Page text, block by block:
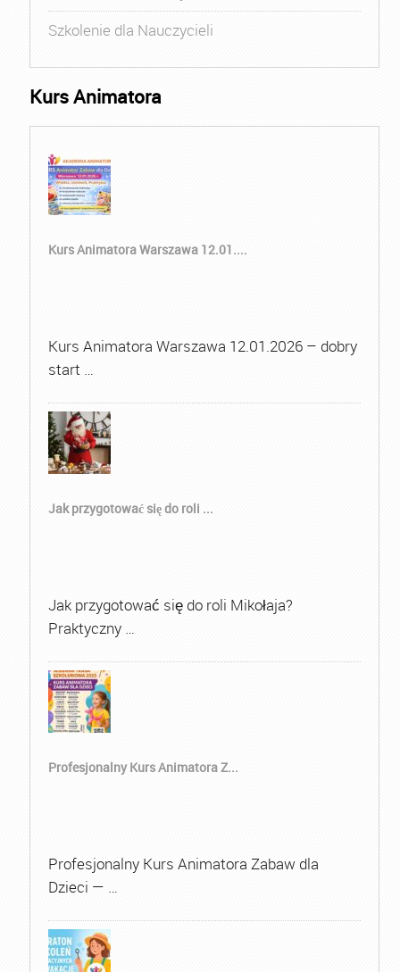
Szkolenie dla Nauczycieli
Kurs Animatora
Kurs Animatora Warszawa 12.01....
Kurs Animatora Warszawa 12.01.2026 – dobry
start …
Jak przygotować się do roli ...
Jak przygotować się do roli Mikołaja?
Praktyczny …
Profesjonalny Kurs Animatora Z...
Profesjonalny Kurs Animatora Zabaw dla
Dzieci — …